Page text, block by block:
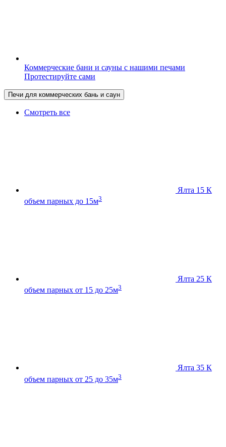
Коммерческие бани и сауны с нашими печами
Протестируйте сами
Печи для коммерческих бань и саун
Смотреть все
Ялта 15 К
объем парных до 15м3
Ялта 25 К
объем парных от 15 до 25м3
Ялта 35 К
объем парных от 25 до 35м3